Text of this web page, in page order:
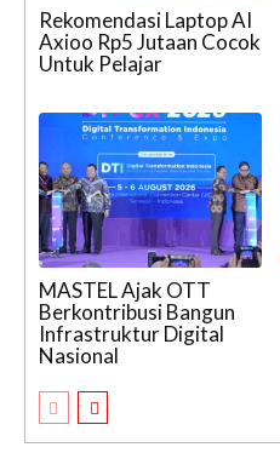
Rekomendasi Laptop AI
Axioo Rp5 Jutaan Cocok
Untuk Pelajar
MASTEL Ajak OTT
Berkontribusi Bangun
Infrastruktur Digital
Nasional